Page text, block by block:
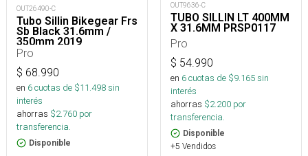
OUT26490-C
Tubo Sillin Bikegear Frs
Sb Black 31.6mm /
350mm 2019
Pro
$ 68.990
en 6cuotas de $11.498sin
interés
ahorras $2.760 por
transferencia.
Disponible
OUT9636-C
TUBO SILLIN LT 400MM
X 31.6MM PRSP0117
Pro
$ 54.990
en 6cuotas de $9.165sin
interés
ahorras $2.200 por
transferencia.
Disponible
+5 Vendidos